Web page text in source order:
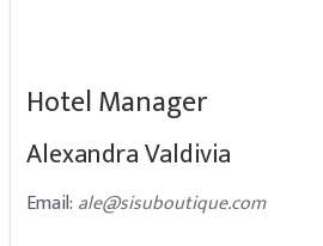
Hotel Manager
Alexandra Valdivia
Email: ale@sisuboutique.com